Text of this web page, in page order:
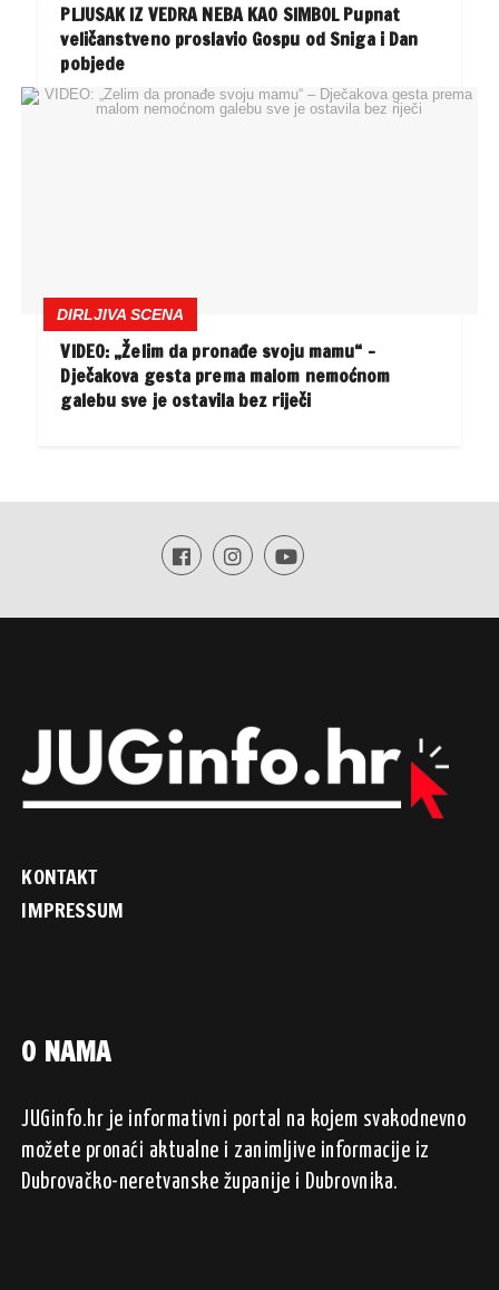
PLJUSAK IZ VEDRA NEBA KAO SIMBOL Pupnat
veličanstveno proslavio Gospu od Sniga i Dan
pobjede
DIRLJIVA SCENA
VIDEO: „Želim da pronađe svoju mamu“ –
Dječakova gesta prema malom nemoćnom
galebu sve je ostavila bez riječi
KONTAKT
IMPRESSUM
O NAMA
JUGinfo.hr je informativni portal na kojem svakodnevno
možete pronaći aktualne i zanimljive informacije iz
Dubrovačko-neretvanske županije i Dubrovnika.